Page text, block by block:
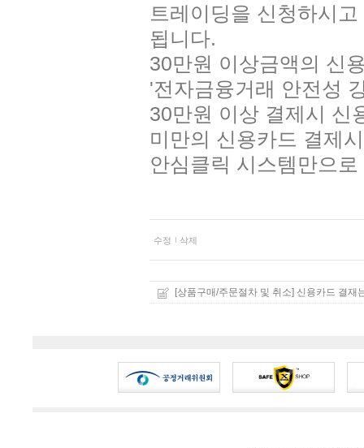
트레이딩을 신청하시
됩니다.
30만원 이상금액의 신
'전자금융거래 안전성
30만원 이상 결제시 신
미만의 신용카드 결제
안심클릭 시스템만으
수정 삭제
[상품구매/주문절차 및 취소] 신용카드 결재